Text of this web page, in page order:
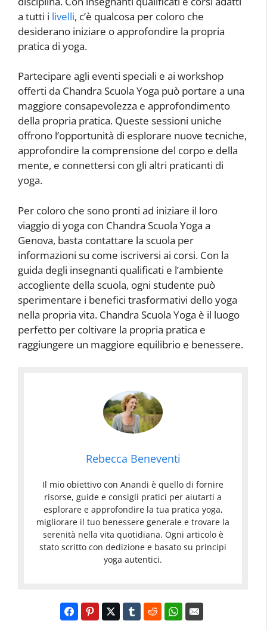
a tutti i livelli, c’è qualcosa per coloro che
desiderano iniziare o approfondire la propria
pratica di yoga.
Partecipare agli eventi speciali e ai workshop
offerti da Chandra Scuola Yoga può portare a una
maggiore consapevolezza e approfondimento
della propria pratica. Queste sessioni uniche
offrono l’opportunità di esplorare nuove tecniche,
approfondire la comprensione del corpo e della
mente, e connettersi con gli altri praticanti di
yoga.
Per coloro che sono pronti ad iniziare il loro
viaggio di yoga con Chandra Scuola Yoga a
Genova, basta contattare la scuola per
informazioni su come iscriversi ai corsi. Con la
guida degli insegnanti qualificati e l’ambiente
accogliente della scuola, ogni studente può
sperimentare i benefici trasformativi dello yoga
nella propria vita. Chandra Scuola Yoga è il luogo
perfetto per coltivare la propria pratica e
raggiungere un maggiore equilibrio e benessere.
Rebecca Beneventi
Il mio obiettivo con Anandi è quello di fornire
risorse, guide e consigli pratici per aiutarti a
esplorare e approfondire la tua pratica yoga,
migliorare il tuo benessere generale e trovare la
serenità nella vita quotidiana. Ogni articolo è
stato scritto con dedizione e basato su principi
yoga autentici.